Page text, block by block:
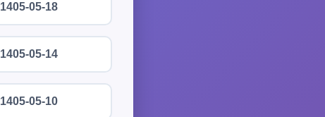
1405-05-18
1405-05-14
1405-05-10